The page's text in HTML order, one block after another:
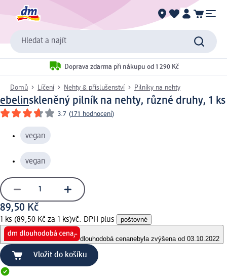
Hledat a najít
Doprava zdarma při nákupu od 1 290 Kč
Domů Líčení Nehty & příslušenství Pilníky na nehty
ebelinskleněný pilník na nehty, různé druhy, 1 ks
3.7 (171 hodnocení)
vegan
vegan
89,50 Kč
1 ks (89,50 Kč za 1 ks)vč. DPH plus poštovné
dlouhodobá cenanebyla zvýšena od 03.10.2022
Vložit do košíku